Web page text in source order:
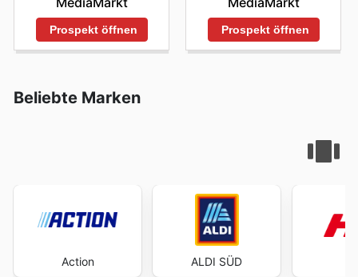
Prospekt öffnen Prospekt öffnen
Beliebte Marken
Action ALDI SÜD